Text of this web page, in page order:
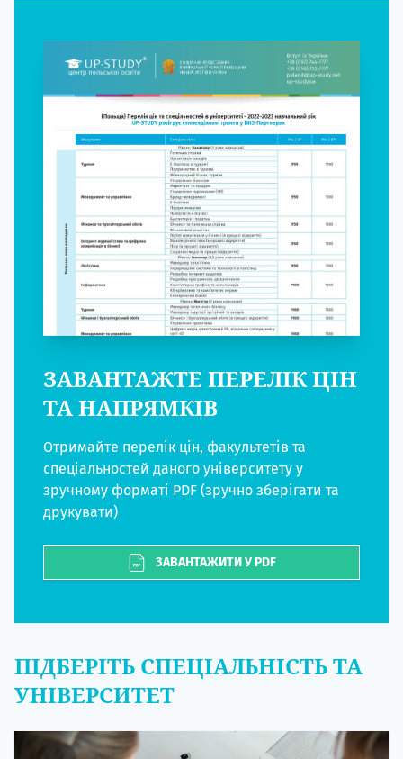
ЗАВАНТАЖТЕ ПЕРЕЛІК ЦІН
ТА НАПРЯМКІВ
Отримайте перелік цін, факультетів та
спеціальностей даного університету у
зручному форматі PDF (зручно зберігати та
друкувати)
ЗАВАНТАЖИТИ У PDF
ПІДБЕРІТЬ СПЕЦІАЛЬНІСТЬ ТА
УНІВЕРСИТЕТ